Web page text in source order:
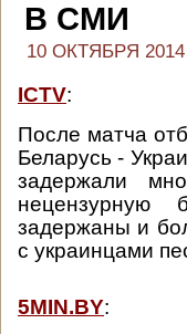
В СМИ
10 ОКТЯБРЯ 2014
ICTV:
После матча
Беларусь -
задержали
нецензурную
задержаны и
с украинцами
5MIN.BY: